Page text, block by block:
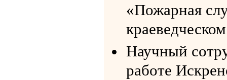
«Пожарная
Научный
работе